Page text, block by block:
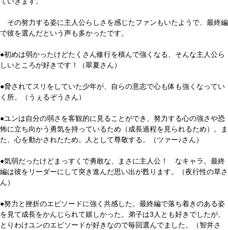
その努力する姿に主人公らしさを感じたファンもいたようで、最終編
で彼を選んだという声も多かったです。
●初めは弱かったけどたくさん修行を積んで強くなる、そんな主人公ら
しいところが好きです！（翠夏さん）
●脅されてスリをしていた少年が、自らの意志で心も体も強くなってい
く所。（うぇるぞうさん）
●ユンは自分の弱さを客観的に見ることができ、努力する心の強さや恐
怖に立ち向かう勇気を持っているため（成長過程を見られるため）。ま
た、心を動かされたため。人として尊敬する。（ツァー♪さん）
●気弱だったけどまっすくで勇敢な、まさに主人公！ なキャラ。最終
編は彼をリーダーにして突き進んだ思い出が甦ります。（夜行性の草さ
ん）
●努力と挫折のエピソードに強く共感した。最終編で落ち着きのある姿
を見て成長をかんじられて嬉しかった。弟子は3人とも好きでしたが、
とりわけユンのエピソードが好きなので毎回選んでました。（智井さ